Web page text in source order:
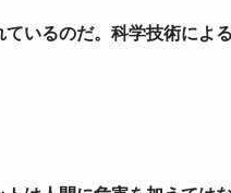
いるのだ。科学技術によ